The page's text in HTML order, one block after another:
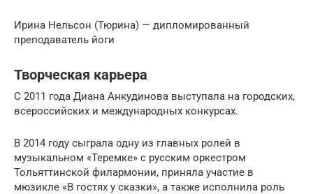
Ирина Нельсон (Тюрина) — дипломированный
преподаватель йоги
Творческая карьера
С 2011 года Диана Анкудинова выступала на городских,
всероссийских и международных конкурсах.
В 2014 году сыграла одну из главных ролей в
музыкальном «Теремке» с русским оркестром
Тольяттинской филармонии, приняла участие в
мюзикле «В гостях у сказки», а также исполнила роль